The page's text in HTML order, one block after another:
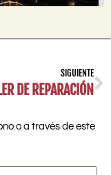
SIGUIENTE
DE REPARACIÓN
o a través de este